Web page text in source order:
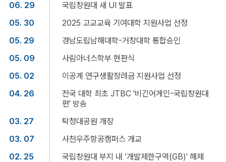
06. 29
국립창원대 새 UI 발표
05. 30
2025 고교교육 기여대학 지원사업 선정
05. 29
경남도립남해대학-거창대학 통합승인
05. 09
사림아너스학부 현판식
05. 02
이공계 연구생활장려금 지원사업 선정
04. 26
전국 대학 최초 JTBC '비긴어게인-국립창원대
편' 방송
03. 27
탁청대공원 개장
03. 07
사천우주항공캠퍼스 개교
02. 25
국립창원대 부지 내 ‘개발제한구역(GB)' 해제